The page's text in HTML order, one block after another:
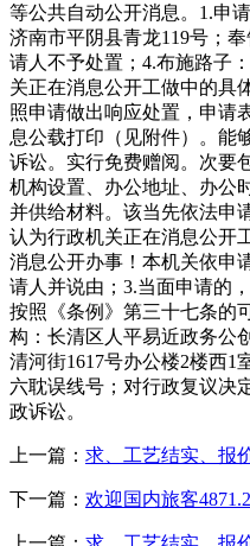
等公共自动公开消息。1.申
济南市平阴县青龙119号；
请人不予处置；4.布施路子
关正在消息公开工做中的具
照申请做出响应处置，申请
息公载打印（见附件）。能
诉讼。实行免费赠阅。次要
机构设置、办公地址、办公
并供给材料。该当先依法申
认为行政机关正在消息公开
消息公开办事！本机关依申
请人并说由；3.当面申请的
按照《条例》第三十七条的
构：长清区人平易近政务公
清河街1617号办公楼2楼西1
六耽误线号；对行政复议决
政诉讼。
上一篇： 求、工艺结实、报
下一篇： 欢迎国内旅客